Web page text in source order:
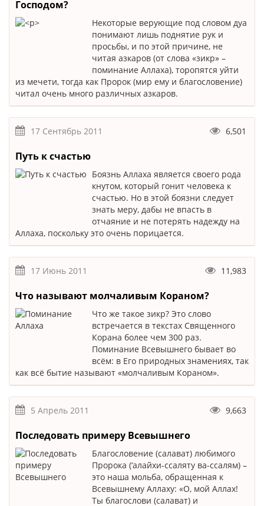
Господом?
Некоторые верующие под словом дуа
понимают лишь поднятие рук и
просьбы, и по этой причине, не
читая азкаров (от слова «зикр» –
поминание Аллаха), торопятся уйти
из мечети, тогда как Пророк (мир ему и благословение)
читал очень много различных азкаров.
17 Сентябрь 2011 6,501
Путь к счастью
Боязнь Аллаха является своего рода
кнутом, который гонит человека к
счастью. Но в этой боязни следует
знать меру, дабы не впасть в
отчаяние и не потерять надежду на
Аллаха, поскольку это очень порицается.
17 Июнь 2011 11,983
Что называют молчаливым Кораном?
Что же такое зикр? Это слово
встречается в текстах Священного
Корана более чем 300 раз.
Поминание Всевышнего бывает во
всём: в Его природных знамениях, так
как всё бытие называют «молчаливым Кораном».
5 Апрель 2011 9,663
Последовать примеру Всевышнего
Благословение (салават) любимого
Пророка (‘алайхи-ссаляту ва-ссалям) –
это наша мольба, обращенная к
Всевышнему Аллаху: «О, мой Аллах!
Ты благослови (салават) и